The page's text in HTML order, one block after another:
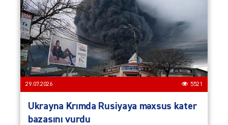
29.07.2026 5521
Ukrayna Krımda Rusiyaya məxsus kater
bazasını vurdu